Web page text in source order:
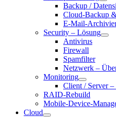
Backup /
Cloud-Backup
E-Mail-
Security – Lösung
Antivirus
Firewall
Spamfilter
Netzwerk –
Monitoring
Client / Server
RAID-Rebuild
Mobile-Device-
Cloud